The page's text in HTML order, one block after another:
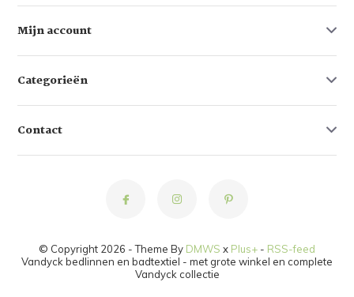
Mijn account
Categorieën
Contact
© Copyright 2026 - Theme By DMWS x Plus+ - RSS-feed
Vandyck bedlinnen en badtextiel - met grote winkel en complete
Vandyck collectie